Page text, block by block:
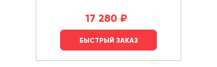
17 280 ₽
БЫСТРЫЙ ЗАКАЗ